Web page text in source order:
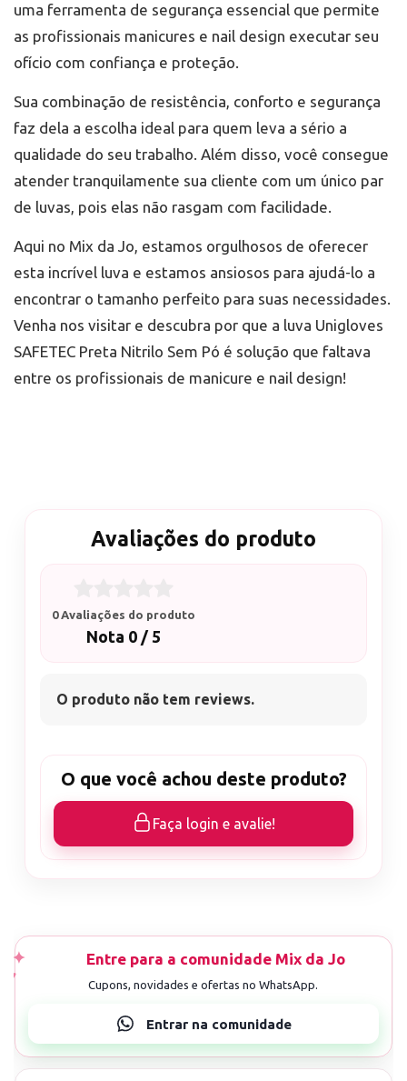
uma ferramenta de segurança essencial que permite
as profissionais manicures e nail design executar seu
ofício com confiança e proteção.
Sua combinação de resistência, conforto e segurança
faz dela a escolha ideal para quem leva a sério a
qualidade do seu trabalho. Além disso, você consegue
atender tranquilamente sua cliente com um único par
de luvas, pois elas não rasgam com facilidade.
Aqui no Mix da Jo, estamos orgulhosos de oferecer
esta incrível luva e estamos ansiosos para ajudá-lo a
encontrar o tamanho perfeito para suas necessidades.
Venha nos visitar e descubra por que a luva Unigloves
SAFETEC Preta Nitrilo Sem Pó é solução que faltava
entre os profissionais de manicure e nail design!
Avaliações do produto
0 Avaliações do produto
Nota 0 / 5
O produto não tem reviews.
O que você achou deste produto?
Faça login e avalie!